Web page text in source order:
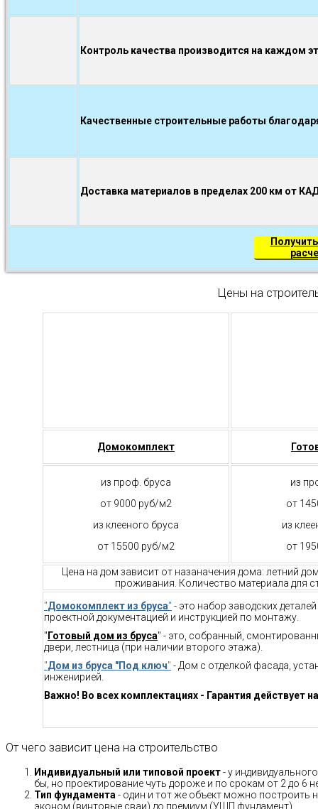
Контроль качества производится на каждом
Качественные строительные работы
Доставка материалов в пределах 200 км от
Цены на
Домокомплект
из проф. бруса
от 9000 руб/м2
из клееного бруса
от 15500 руб/м2
из
от
из
от
Цена на дом зависит от назаначения дома: летний
проживания. Количество материала для
"Домокомплект из бруса" - это набор заводских
проектной документацией и инструкцией по монтажу.
" Готовый дом из бруса" - это, собранный,
двери, лестница (при наличии второго этажа).
"Дом из бруса "Под ключ" - Дом с отделкой фасада,
инженирией.
Важно! Во всех комплектациях - Гарантия действует
От чего зависит цена на строительство
Индивидуальный или типовой проект- у
бы, но проектирование чуть дороже и по срокам от 2 до 6
Тип фундамента - один и тот же объект можно построить
эконом (винтовые сваи) до премиум (УШП фундамент).